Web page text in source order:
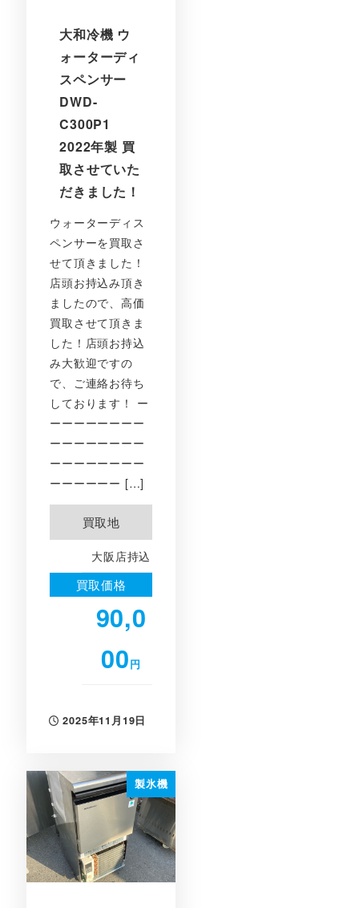
大和冷機 ウ
ォーターディ
スペンサー
DWD-
C300P1
2022年製 買
取させていた
だきました！
ウォーターディス
ペンサーを買取さ
せて頂きました！
店頭お持込み頂き
ましたので、高価
買取させて頂きま
した！店頭お持込
み大歓迎ですの
で、ご連絡お待ち
しております！ ー
ーーーーーーーー
ーーーーーーーー
ーーーーーーーー
ーーーーーー […]
買取地
大阪店持込
買取価格
90,0
00円
投稿日
2025年11月19日
製氷機